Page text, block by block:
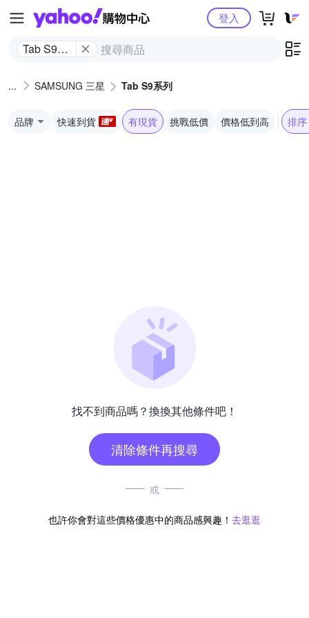
Yahoo購物中心
Tab S9系
登入
SAMSUNG 三星 Tab S9系列
品牌 快速到貨 有現貨 挑戰低價 價格低到高 排序
找不到商品嗎？換換其他條件吧！
清除條件再搜尋
或
也許你會對這些價格優惠中的商品感興趣！ 去逛逛